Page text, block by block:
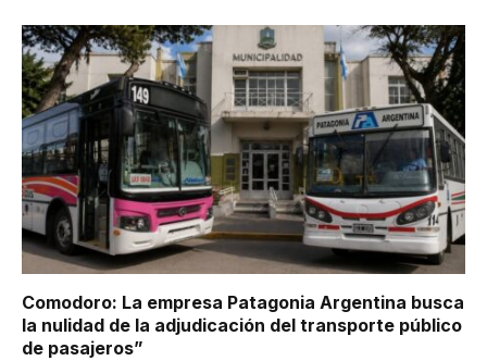
Comodoro: La empresa Patagonia Argentina busca
la nulidad de la adjudicación del transporte público
de pasajeros”